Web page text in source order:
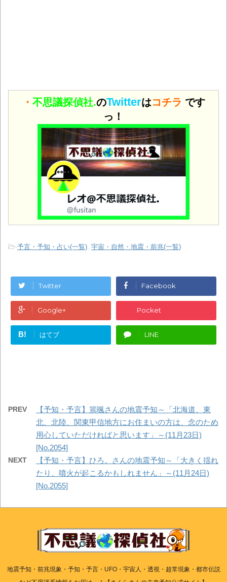
・ 不思議探偵社.のTwitterはコチラ です
っ！
-予言・予知・占い(一覧) 宇宙・自然・地震・前兆(一覧)
Twitter Facebook
Google+ Pocket
B! はてブ LINE
PREV
【予知・予言】篶颯さんの地震予知～「北海道、東
北、北陸、関東甲信地方にお住まいの方は、念のため
用心していただければと思います」～(11月23日)
[No.2054]
NEXT
【予知・予言】ひろ。さんの地震予知～「大きく揺れ
たり、噴火が起こるかもしれません」～(11月24日)
[No.2055]
地震予知・前兆現象・予知・予言・UFO・宇宙人・透視・超常現象・都市伝説